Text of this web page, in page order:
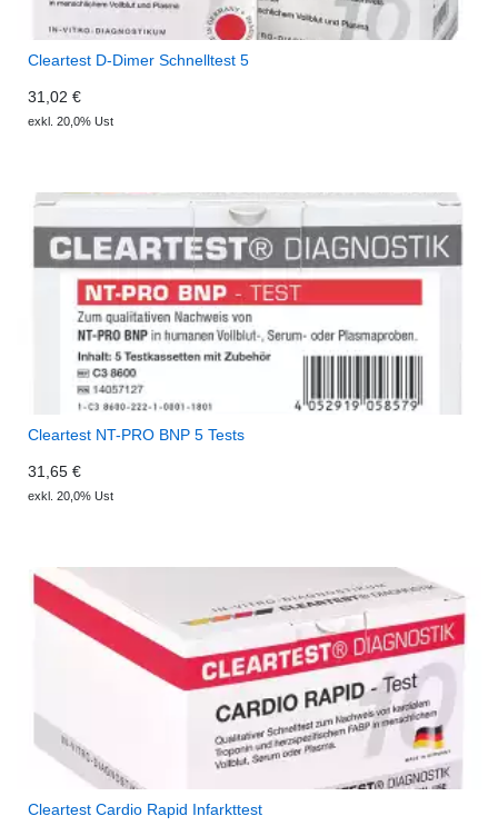
Cleartest D-Dimer Schnelltest 5
31,02 €
exkl. 20,0% Ust
Cleartest NT-PRO BNP 5 Tests
31,65 €
exkl. 20,0% Ust
Cleartest Cardio Rapid Infarkttest